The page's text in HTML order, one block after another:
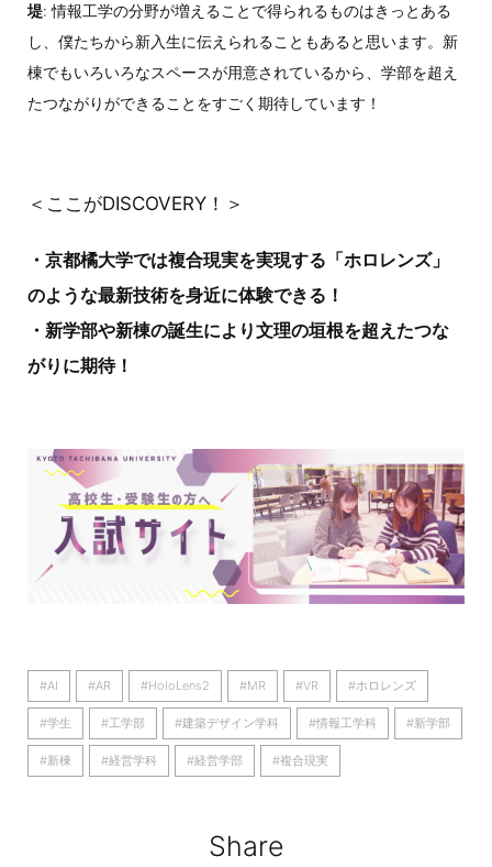
堤: 情報工学の分野が増えることで得られるものはきっとある
し、僕たちから新入生に伝えられることもあると思います。新
棟でもいろいろなスペースが用意されているから、学部を超え
たつながりができることをすごく期待しています！
＜ここがDISCOVERY！＞
・京都橘大学では複合現実を実現する「ホロレンズ」
のような最新技術を身近に体験できる！
・新学部や新棟の誕生により文理の垣根を超えたつな
がりに期待！
#AI #AR #HoloLens2 #MR #VR #ホロレンズ
#学生 #工学部 #建築デザイン学科 #情報工学科 #新学部
#新棟 #経営学科 #経営学部 #複合現実
Share